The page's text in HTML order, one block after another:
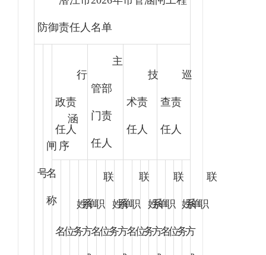
防御责任人名单
序
号
涵
闸
名
称
行
政责
任人
主
管部
门责
任人
技
术责
任人
巡
查责
任人
姓
名
单
位
职
务
联
系
方
姓
名
单
位
职
务
联
系
方
姓
名
单
位
职
务
联
系
方
姓
名
单
位
职
务
联
系
方